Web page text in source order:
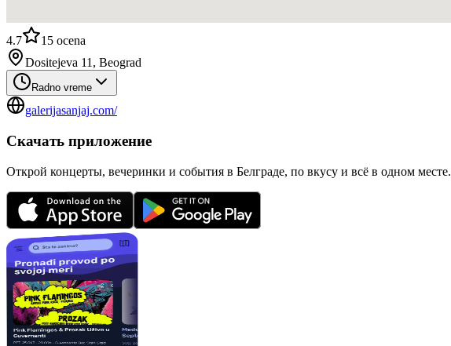
4.7 15 ocena
Dositejeva 11, Beograd
Radno vreme
galerijasanjaj.com/
Скачать приложение
Открой концерты, вечеринки и события в Белграде, по вкусу и всё в одном месте.